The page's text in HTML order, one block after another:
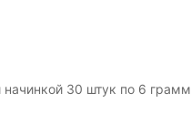
30 штук по 6 грамм